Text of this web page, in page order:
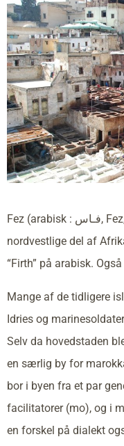
Fez (arabisk : فـاس, Fez, Fès) er en indre by i den
nordvestlige del af
“Firth” på arabisk.
Mange af de tidligere
Idries og
Selv da hovedstaden
en særlig by for
bor i byen fra et par
facilitatorer (mo), og i
en forskel på dialekt